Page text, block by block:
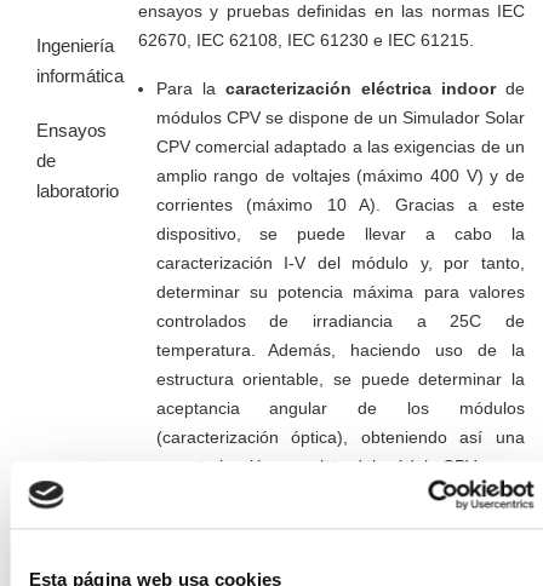
Esta página web usa cookies
Ingeniería
informática
Ensayos
de
laboratorio
ensayos y pruebas definidas en las normas IEC
62670, IEC 62108, IEC 61230 e IEC 61215.
Para la caracterización eléctrica indoorde
módulos CPV se dispone de un Simulador Solar
CPV comercial adaptado a las exigencias de un
amplio rango de voltajes (máximo 400 V) y de
corrientes (máximo 10 A). Gracias a este
dispositivo, se puede llevar a cabo la
caracterización I-V del módulo y, por tanto,
determinar su potencia máxima para valores
controlados de irradiancia a 25C de
temperatura. Además, haciendo uso de la
estructura orientable, se puede determinar la
aceptancia angular de los módulos
(caracterización óptica), obteniendo así una
caracterización completa del módulo CPV.